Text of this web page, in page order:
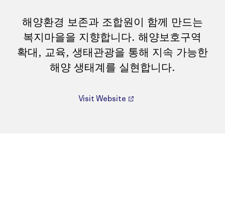
해양환경 보존과 조합원이 함께 만드는
복지마을을 지향합니다. 해양보호구역
확대, 교육, 생태관광을 통해 지속 가능한
해양 생태계를 실현합니다.
Visit Website